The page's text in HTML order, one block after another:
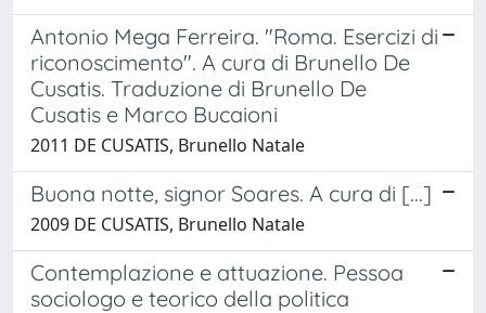
Antonio Mega Ferreira. "Roma. Esercizi di
riconoscimento". A cura di Brunello De
Cusatis. Traduzione di Brunello De
Cusatis e Marco Bucaioni
2011 DE CUSATIS, Brunello Natale
Buona notte, signor Soares. A cura di [...]
2009 DE CUSATIS, Brunello Natale
Contemplazione e attuazione. Pessoa
sociologo e teorico della politica